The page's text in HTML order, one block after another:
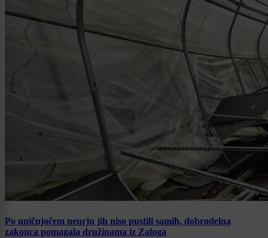
Po uničujočem neurju jih niso pustili samih, dobrodelna
zakonca pomagala družinama iz Zaloga